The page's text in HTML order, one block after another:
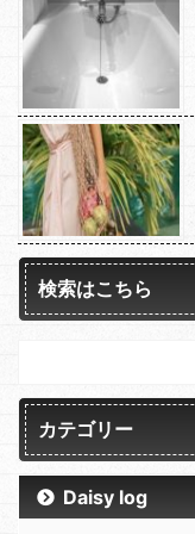
検索はこちら
カテゴリー
Daisy log